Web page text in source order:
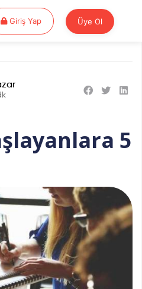
Giriş YapGiriş Yap Üye Ol
5